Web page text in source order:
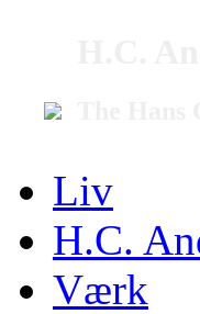
Liv
H.C.
Værk